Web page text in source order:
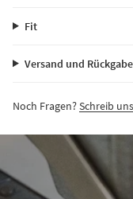
Fit
Versand und Rückgabe
Noch Fragen?Schreib